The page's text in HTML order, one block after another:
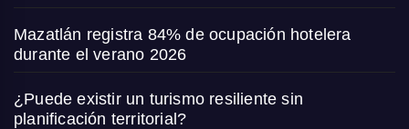
Mazatlán registra 84% de ocupación hotelera
durante el verano 2026
¿Puede existir un turismo resiliente sin
planificación territorial?